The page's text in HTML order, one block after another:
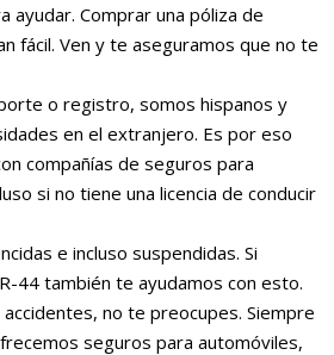
ayudar. Comprar una póliza de
fácil. Ven y te aseguramos que no te
o registro, somos hispanos y
en el extranjero. Es por eso
compañías de seguros para
si no tiene una licencia de conducir
e incluso suspendidas. Si
44 también te ayudamos con esto.
no te preocupes. Siempre
seguros para automóviles,